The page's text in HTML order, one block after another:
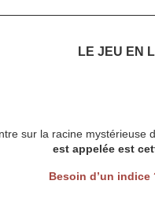
LE JEU EN
sur la racine mystérieuse
est appelée est
Besoin d’un indice